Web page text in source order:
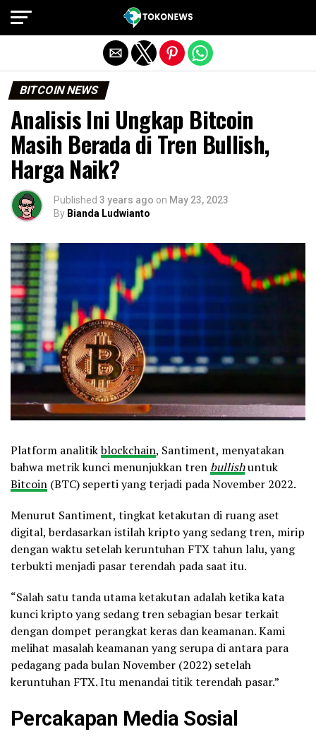
BITCOIN NEWS
Analisis Ini Ungkap Bitcoin
Masih Berada di Tren Bullish,
Harga Naik?
Published 3 years ago on May 23, 2023
By Bianda Ludwianto
Platform analitikblockchain, Santiment, menyatakan
bahwa metrik kunci menunjukkan tren bullishuntuk
Bitcoin (BTC) seperti yang terjadi pada November 2022.
Menurut Santiment, tingkat ketakutan di ruang aset
digital, berdasarkan istilah kripto yang sedang tren, mirip
dengan waktu setelah keruntuhan FTX tahun lalu, yang
terbukti menjadi pasar terendah pada saat itu.
“Salah satu tanda utama ketakutan adalah ketika kata
kunci kripto yang sedang tren sebagian besar terkait
dengan dompet perangkat keras dan keamanan. Kami
melihat masalah keamanan yang serupa di antara para
pedagang pada bulan November (2022) setelah
keruntuhan FTX. Itu menandai titik terendah pasar.”
Percakapan Media Sosial
Exit mobile version